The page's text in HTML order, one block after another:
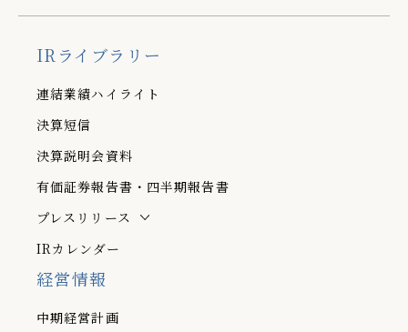
IRライブラリー
連結業績ハイライト
決算短信
決算説明会資料
有価証券報告書・四半期報告書
プレスリリース
IRカレンダー
経営情報
中期経営計画